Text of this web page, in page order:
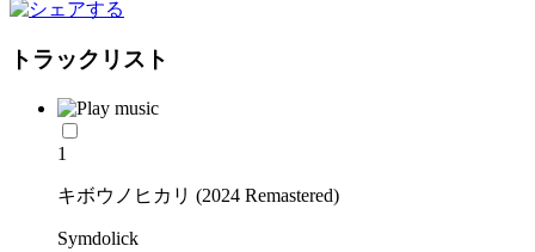
トラックリスト
1
キボウノヒカリ (2024 Remastered)
Symdolick